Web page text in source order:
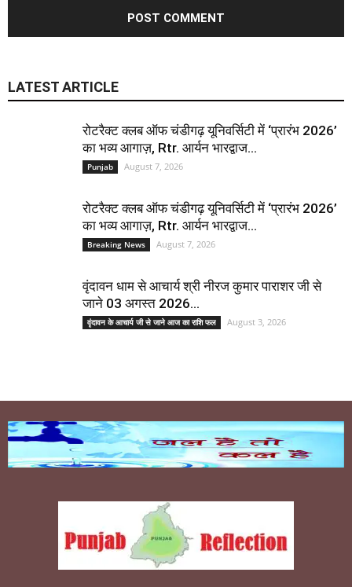
LATEST ARTICLE
रोटरैक्ट क्लब ऑफ चंडीगढ़ यूनिवर्सिटी में ‘प्रारंभ 2026’
का भव्य आगाज़, Rtr. आर्यन भारद्वाज...
Punjab August 7, 2026
रोटरैक्ट क्लब ऑफ चंडीगढ़ यूनिवर्सिटी में ‘प्रारंभ 2026’
का भव्य आगाज़, Rtr. आर्यन भारद्वाज...
Breaking News August 7, 2026
वृंदावन धाम से आचार्य श्री नीरज कुमार पाराशर जी से
जाने 03 अगस्त 2026...
वृंदावन के आचार्य जी से जाने आज का राशि फल August 3, 2026